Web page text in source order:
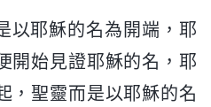
以耶穌的名為開端，耶
開始見證耶穌的名，耶
，聖靈而是以耶穌的名